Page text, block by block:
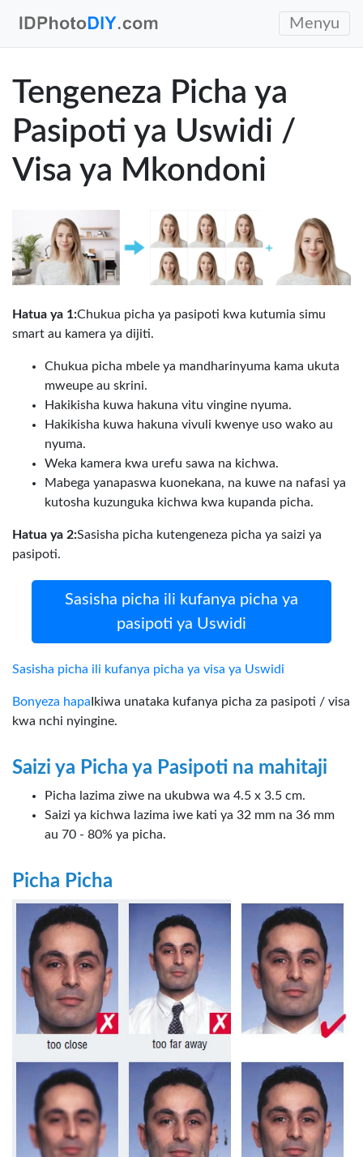
Menyu
Tengeneza Picha ya
Pasipoti ya Uswidi /
Visa ya Mkondoni
Hatua ya 1:Chukua picha ya pasipoti kwa kutumia simu
smart au kamera ya dijiti.
Chukua picha mbele ya mandharinyuma kama ukuta
mweupe au skrini.
Hakikisha kuwa hakuna vitu vingine nyuma.
Hakikisha kuwa hakuna vivuli kwenye uso wako au
nyuma.
Weka kamera kwa urefu sawa na kichwa.
Mabega yanapaswa kuonekana, na kuwe na nafasi ya
kutosha kuzunguka kichwa kwa kupanda picha.
Hatua ya 2:Sasisha picha kutengeneza picha ya saizi ya
pasipoti.
Sasisha picha ili kufanya picha ya
pasipoti ya Uswidi
Sasisha picha ili kufanya picha ya visa ya Uswidi
Bonyeza hapa Ikiwa unataka kufanya picha za pasipoti / visa
kwa nchi nyingine.
Saizi ya Picha ya Pasipoti na mahitaji
Picha lazima ziwe na ukubwa wa 4.5 x 3.5 cm.
Saizi ya kichwa lazima iwe kati ya 32 mm na 36 mm
au 70 - 80% ya picha.
Picha Picha